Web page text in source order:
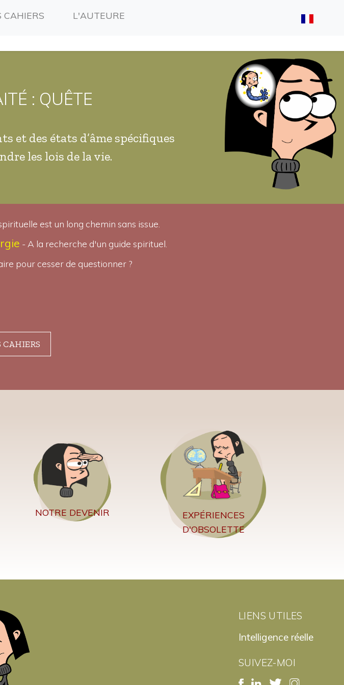
CAHIERS(CURRENT)L'AUTEURE(CURRENT)
: QUÊTE
et des états d’âme spécifiques
les lois de la vie.
est un long chemin sans issue.
- A la recherche d'un guide spirituel.
pour cesser de questionner ?
CAHIERS
NOTRE DEVENIR
EXPÉRIENCES
D'OBSOLETTE
LIENS UTILES
Intelligence réelle
SUIVEZ-MOI